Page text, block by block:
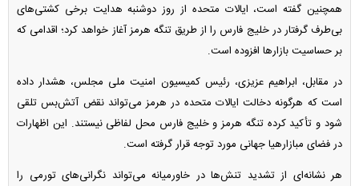
همچنین گفته است، ایالات متحده از روز دوشنبه هدایت برخی کشتی‌های
بی‌طرف گرفتار در خلیج فارس را از طریق تنگه هرمز آغاز خواهد کرد؛ اقدامی که
بر حساسیت بازار‌ها افزوده است.
در مقابل، ابراهیم عزیزی، رئیس کمیسیون امنیت ملی مجلس، هشدار داده
است که هرگونه دخالت ایالات متحده در هرمز می‌تواند نقض آتش‌بس تلقی
شود و تأکید کرده تنگه هرمز و خلیج فارس محل لفاظی نیستند. این اظهارات
در فضای مبازارهیا جهانی مورد توجه قرار گرفته است.
هر نشانه‌ای از تشدید تنش‌ها در خاورمیانه می‌تواند نگرانی‌های تورمی را